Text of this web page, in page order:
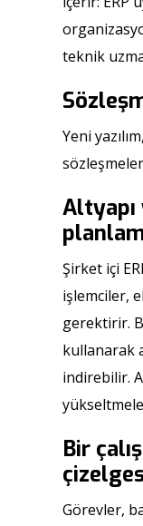
teknik
Yeni
sözleşmeler
Şirket içi
işlemciler,
gerektirir.
kullanarak
indirebilir.
Bir
Görevler,